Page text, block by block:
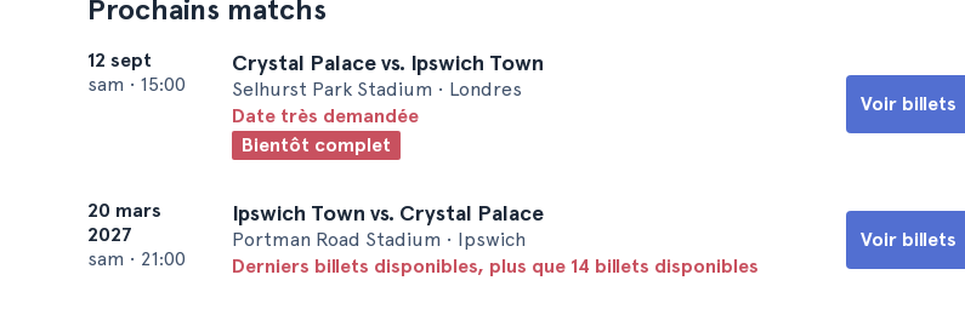
Prochains matchs
12 sept
sam • 15:00
Crystal Palace vs. Ipswich Town
Selhurst Park Stadium • Londres
Date très demandée
Bientôt complet
Voir billets
20 mars
2027
sam • 21:00
Ipswich Town vs. Crystal Palace
Portman Road Stadium • Ipswich
Derniers billets disponibles, plus que 14 billets disponibles
Voir billets